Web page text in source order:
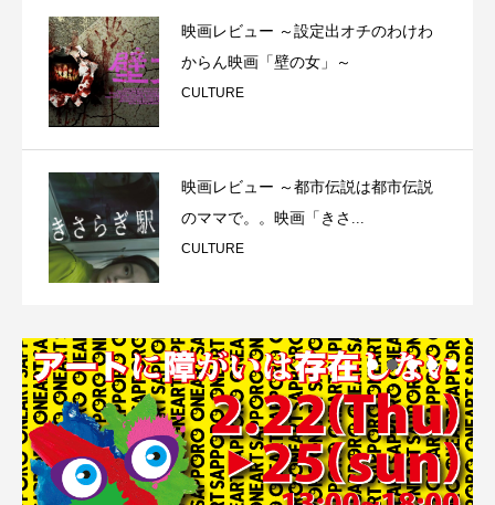
映画レビュー ～設定出オチのわけわ
からん映画「壁の女」～
CULTURE
映画レビュー ～都市伝説は都市伝説
のママで。。映画「きさ...
CULTURE